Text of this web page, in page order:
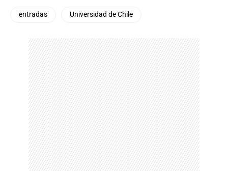
entradas Universidad de Chile